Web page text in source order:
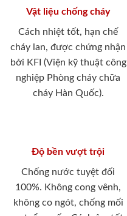
Vật liệu chống cháy
Cách nhiệt tốt, hạn chế
cháy lan, được chứng nhận
bởi KFI (Viện kỹ thuật công
nghiệp Phòng cháy chữa
cháy Hàn Quốc).
Độ bền vượt trội
Chống nước tuyệt đối
100%. Không cong vênh,
không co ngót, chống mối